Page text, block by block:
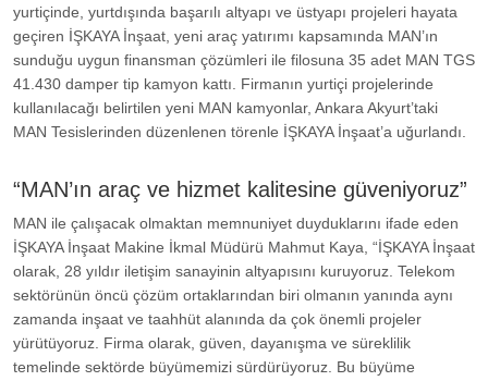
yurtiçinde, yurtdışında başarılı altyapı ve üstyapı projeleri hayata
geçiren İŞKAYA İnşaat, yeni araç yatırımı kapsamında MAN’ın
sunduğu uygun finansman çözümleri ile filosuna 35 adet MAN TGS
41.430 damper tip kamyon kattı. Firmanın yurtiçi projelerinde
kullanılacağı belirtilen yeni MAN kamyonlar, Ankara Akyurt’taki
MAN Tesislerinden düzenlenen törenle İŞKAYA İnşaat’a uğurlandı.
“MAN’ın araç ve hizmet kalitesine güveniyoruz”
MAN ile çalışacak olmaktan memnuniyet duyduklarını ifade eden
İŞKAYA İnşaat Makine İkmal Müdürü Mahmut Kaya, “İŞKAYA İnşaat
olarak, 28 yıldır iletişim sanayinin altyapısını kuruyoruz. Telekom
sektörünün öncü çözüm ortaklarından biri olmanın yanında aynı
zamanda inşaat ve taahhüt alanında da çok önemli projeler
yürütüyoruz. Firma olarak, güven, dayanışma ve süreklilik
temelinde sektörde büyümemizi sürdürüyoruz. Bu büyüme